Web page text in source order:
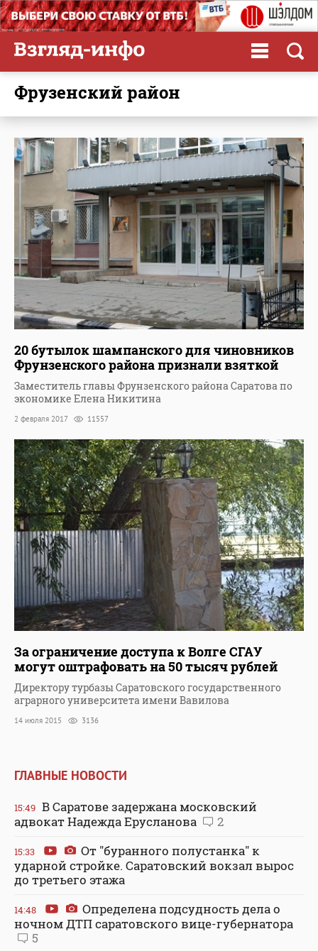
Фрузенский район
20 бутылок шампанского для чиновников
Фрунзенского района признали взяткой
Заместитель главы Фрунзенского района Саратова по
экономике Елена Никитина
2 февраля 2017 11557
За ограничение доступа к Волге СГАУ
могут оштрафовать на 50 тысяч рублей
Директору турбазы Саратовского государственного
аграрного университета имени Вавилова
14 июля 2015 3136
ГЛАВНЫЕ НОВОСТИ
15:49 В Саратове задержана московский
адвокат Надежда Ерусланова
2
15:33
От "буранного полустанка" к
ударной стройке. Саратовский вокзал вырос
до третьего этажа
14:48
Определена подсудность дела о
ночном ДТП саратовского вице-губернатора
5